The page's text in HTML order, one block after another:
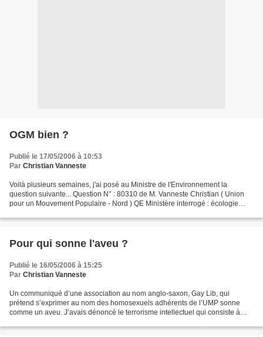
OGM bien ?
Publié le 17/05/2006 à 10:53
Par Christian Vanneste
Voilà plusieurs semaines, j'ai posé au Ministre de l'Environnement la
question suivante... Question N° : 80310 de M. Vanneste Christian ( Union
pour un Mouvement Populaire - Nord ) QE Ministère interrogé : écologie
Pour qui sonne l'aveu ?
Publié le 16/05/2006 à 15:25
Par Christian Vanneste
Un communiqué d’une association au nom anglo-saxon, Gay Lib, qui
prétend s’exprimer au nom des homosexuels adhérents de l’UMP sonne
comme un aveu. J’avais dénoncé le terrorisme intellectuel qui consiste à